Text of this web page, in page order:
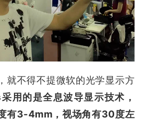
就不得不提微软的光学显示方
用的是全息波导显示技术，
有3-4mm，视场角有30度左